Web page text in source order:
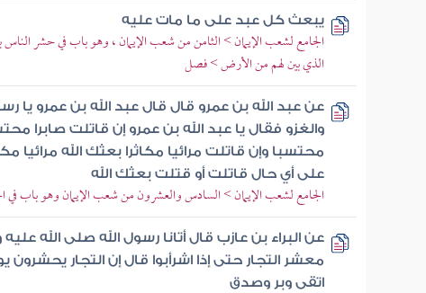
يبعث كل عبد على ما مات عليه
الجامع لشعب الإيمان > الثامن من شعب الإيمان ، وهو باب في حشر الناس
الذي بين لهم من الأرض > فصل
عن عبد الله بن عمرو قال قال عبد الله بن عمرو يا
والغزو فقال يا عبد الله بن عمرو إن قاتلت صابرا
محتسبا وإن قاتلت مرائيا مكاثرا بعثك الله مرائيا
على أي حال قاتلت أو قتلت بعثك الله
الجامع لشعب الإيمان > السادس والعشرون من شعب الإيمان وهو باب في
عن البراء بن عازب قال أتانا رسول الله صلى الله
معشر التجار حتى إذا اشرأبوا قال إن التجار يحشرون
اتقى وبر وصدق